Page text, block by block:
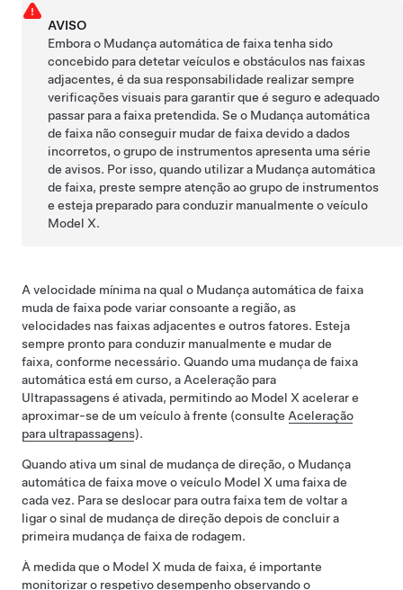
AVISO
Embora o Mudança automática de faixatenha sido
concebido para detetar veículos e obstáculos nas faixas
adjacentes, é da sua responsabilidade realizar sempre
verificações visuais para garantir que é seguro e adequado
passar para a faixa pretendida. Se o Mudança automática
de faixa não conseguir mudar de faixa devido a dados
incorretos, ogrupo de instrumentosapresenta uma série
de avisos. Por isso, quando utilizar a Mudança automática
de faixa, preste sempre atenção aogrupo de instrumentos
e esteja preparado para conduzir manualmente o veículo
Model X.
A velocidade mínima na qual o Mudança automática de faixa
muda de faixa pode variar consoante a região, as
velocidades nas faixas adjacentes e outros fatores. Esteja
sempre pronto para conduzir manualmente e mudar de
faixa, conforme necessário. Quando uma mudança de faixa
automática está em curso, a Aceleração para
Ultrapassagens é ativada, permitindo ao Model X acelerar e
aproximar-se de um veículo à frente (consulte Aceleração
para ultrapassagens).
Quando ativa um sinal de mudança de direção, o Mudança
automática de faixa move o veículo Model X uma faixa de
cada vez. Para se deslocar para outra faixa tem de voltar a
ligar o sinal de mudança de direção depois de concluir a
primeira mudança de faixa de rodagem.
À medida que o Model X muda de faixa, é importante
monitorizar o respetivo desempenho observando o